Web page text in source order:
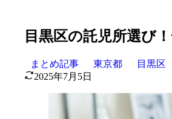
目黒区の託児所選び
まとめ記事 東京都
目黒区
2025年7月5日